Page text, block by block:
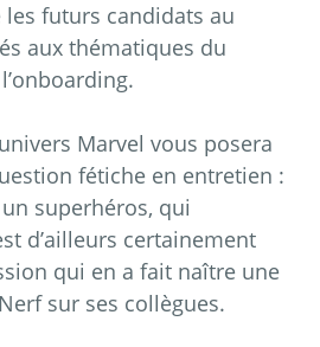
futurs candidats au
aux thématiques du
Marvel vous posera
fétiche en entretien :
superhéros, qui
d’ailleurs certainement
qui en a fait naître une
sur ses collègues.